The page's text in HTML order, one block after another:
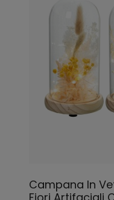
Campana In